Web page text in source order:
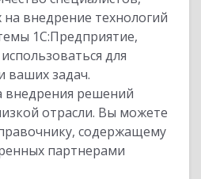
внедрение технологий
1С:Предприятие,
для
ваших задач.
внедрения решений
отрасли. Вы можете
содержащему
партнерами